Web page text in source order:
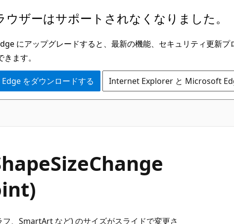
ウザーはサポートされなくなりました。
にアップグレードすると、最新の機能、セキュリティ更新プ
ます。
をダウンロードする Internet Explorer と Microsoft
、SmartArt など) のサイズがスライドで変更さ